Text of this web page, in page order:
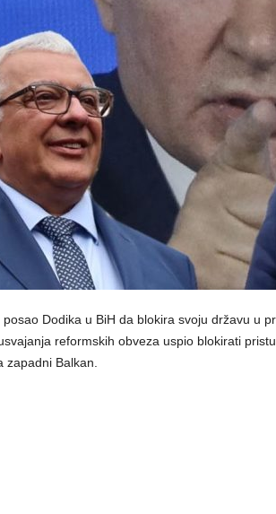
Dodika u BiH da blokira svoju državu u
reformskih obveza uspio blokirati
zapadni Balkan.